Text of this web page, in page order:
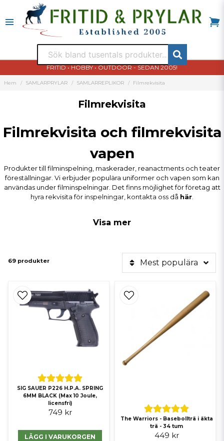
FRITID • HOBBY • OUTDOOR - SEDAN 2005!
Hem SAMLARPRYLAR SAMLARREPLIKOR Filmrekvisita
Filmrekvisita
Filmrekvisita och filmrekvisita
vapen
Produkter till filminspelning, maskerader, reanactments och teater
föreställningar. Vi erbjuder populära uniformer och vapen som kan
användas under filminspelningar. Det finns möjlighet för företag att
hyra rekvisita för inspelningar, kontakta oss då här
Visa mer
69 produkter Mest populära
SIG SAUER P226 H.P.A. SPRING
6MM BLACK (Max 10 Joule,
licensfri)
749 kr
LÄGG I VARUKORGEN
The Warriors - Basebollträ i äkta
trä - 34 tum
449 kr